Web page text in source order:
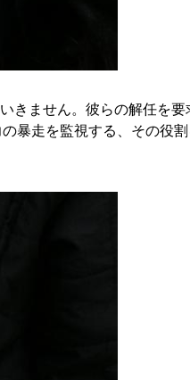
きません。彼らの解任を要
暴走を監視する、その役